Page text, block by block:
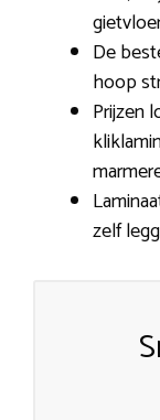
De
hoop
Prijzen
zelf